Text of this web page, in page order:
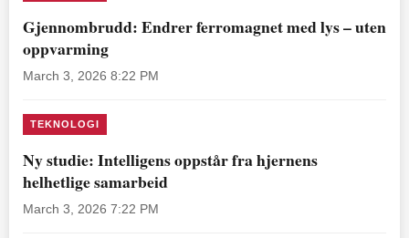
Gjennombrudd: Endrer ferromagnet med lys – uten
oppvarming
March 3, 2026 8:22 PM
TEKNOLOGI
Ny studie: Intelligens oppstår fra hjernens
helhetlige samarbeid
March 3, 2026 7:22 PM